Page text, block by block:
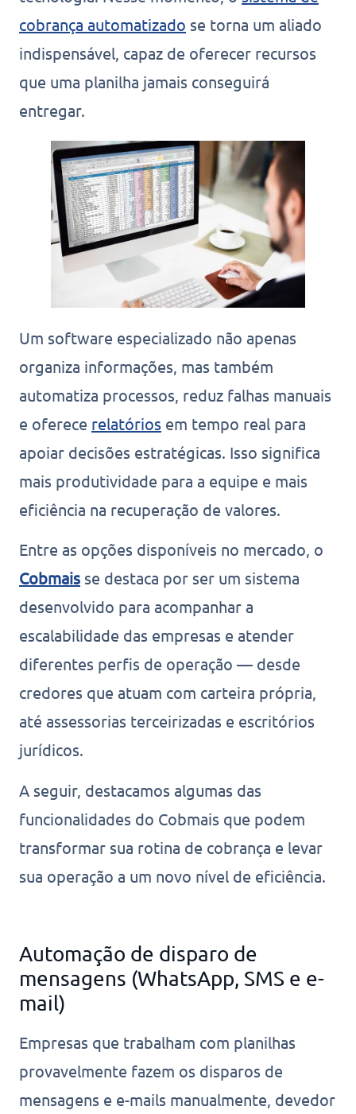
cobrança automatizado se torna um aliado
indispensável, capaz de oferecer recursos
que uma planilha jamais conseguirá
entregar.
Um software especializado não apenas
organiza informações, mas também
automatiza processos, reduz falhas manuais
e oferece relatórios em tempo real para
apoiar decisões estratégicas. Isso significa
mais produtividade para a equipe e mais
eficiência na recuperação de valores.
Entre as opções disponíveis no mercado, o
Cobmais se destaca por ser um sistema
desenvolvido para acompanhar a
escalabilidade das empresas e atender
diferentes perfis de operação — desde
credores que atuam com carteira própria,
até assessorias terceirizadas e escritórios
jurídicos.
A seguir, destacamos algumas das
funcionalidades do Cobmais que podem
transformar sua rotina de cobrança e levar
sua operação a um novo nível de eficiência.
Automação de disparo de
mensagens (WhatsApp, SMS e e-
mail)
Empresas que trabalham com planilhas
provavelmente fazem os disparos de
mensagens e e-mails manualmente, devedor